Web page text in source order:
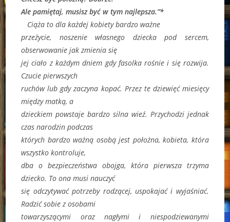
Ale pamiętaj, musisz być w tym najlepsza.”*
Ciąża to dla każdej kobiety bardzo ważne
przeżycie, noszenie własnego dziecka pod sercem,
obserwowanie jak zmienia się
jej ciało z każdym dniem gdy fasolka rośnie i się rozwija.
Czucie pierwszych
ruchów lub gdy zaczyna kopać. Przez te dziewięć miesięcy
między matką, a
dzieckiem powstaje bardzo silna wieź. Przychodzi jednak
czas narodzin podczas
których bardzo ważną osobą jest położna, kobieta, która
wszystko kontroluje,
dba o bezpieczeństwa obojga, która pierwsza trzyma
dziecko. To ona musi nauczyć
się odczytywać potrzeby rodzącej, uspokajać i wyjaśniać.
Radzić sobie z osobami
towarzyszącymi oraz nagłymi i niespodziewanymi